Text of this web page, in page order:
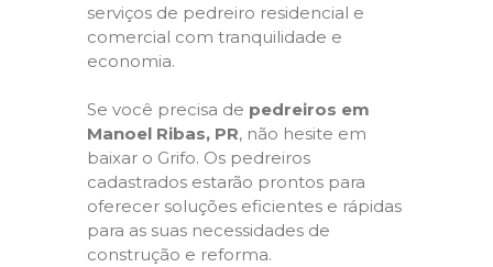
serviços de pedreiro residencial e
comercial com tranquilidade e
economia.
Se você precisa de pedreiros em
Manoel Ribas, PR, não hesite em
baixar o Grifo. Os pedreiros
cadastrados estarão prontos para
oferecer soluções eficientes e rápidas
para as suas necessidades de
construção e reforma.